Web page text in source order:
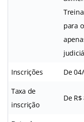
para
Inscrições De
Taxa de
inscrição
De